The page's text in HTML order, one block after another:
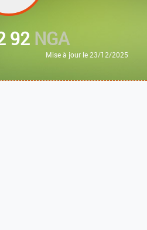
92 NGA
Mise à jour le 23/12/2025